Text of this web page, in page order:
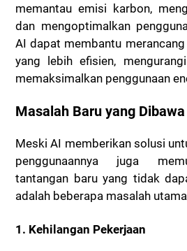
memantau emisi karbon,
dan mengoptimalkan
AI dapat membantu
yang lebih efisien,
memaksimalkan penggunaan
Masalah Baru yang
Meski AI memberikan solusi
penggunaannya juga
tantangan baru yang tidak
adalah beberapa masalah
1. Kehilangan Pekerjaan